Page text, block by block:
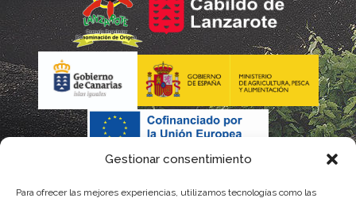
Gestionar consentimiento
Para ofrecer las mejores experiencias, utilizamos tecnologías como las